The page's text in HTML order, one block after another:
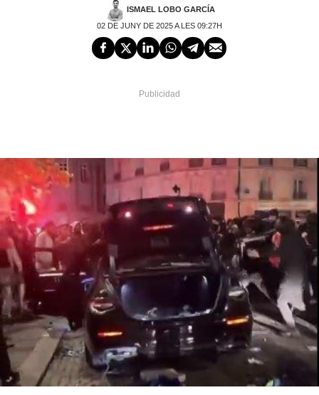
ISMAEL LOBO GARCÍA
02 DE JUNY DE 2025 A LES 09:27H